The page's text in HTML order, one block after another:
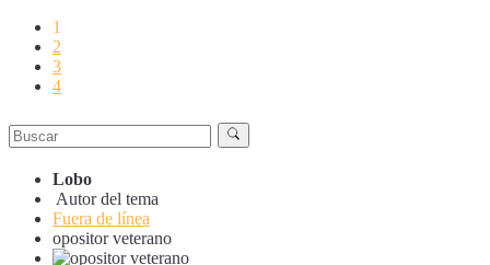
1
2
3
4
Lobo
Autor del tema
Fuera de línea
opositor veterano